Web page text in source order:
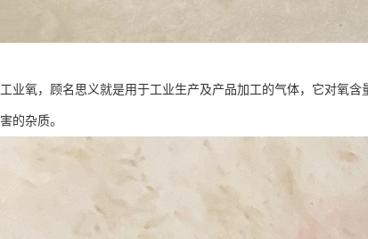
工业氧，顾名思义就是用于工业生产及产品加工的气体，它对氧
害的杂质。